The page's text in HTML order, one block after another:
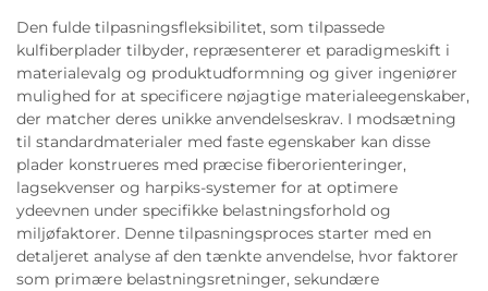
Den fulde tilpasningsfleksibilitet, som tilpassede
kulfiberplader tilbyder, repræsenterer et paradigmeskift i
materialevalg og produktudformning og giver ingeniører
mulighed for at specificere nøjagtige materialeegenskaber,
der matcher deres unikke anvendelseskrav. I modsætning
til standardmaterialer med faste egenskaber kan disse
plader konstrueres med præcise fiberorienteringer,
lagsekvenser og harpiks-systemer for at optimere
ydeevnen under specifikke belastningsforhold og
miljøfaktorer. Denne tilpasningsproces starter med en
detaljeret analyse af den tænkte anvendelse, hvor faktorer
som primære belastningsretninger, sekundære